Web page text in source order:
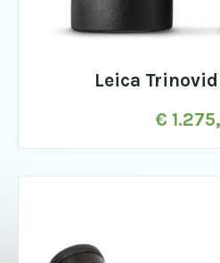
Leica Trinovid
€